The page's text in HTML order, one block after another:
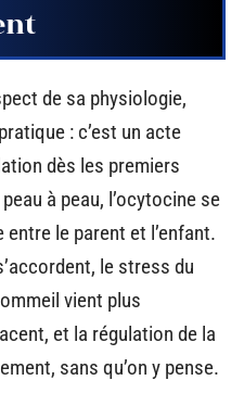
de sa physiologie,
: c’est un acte
dès les premiers
à peau, l’ocytocine se
le parent et l’enfant.
le stress du
vient plus
et la régulation de la
sans qu’on y pense.